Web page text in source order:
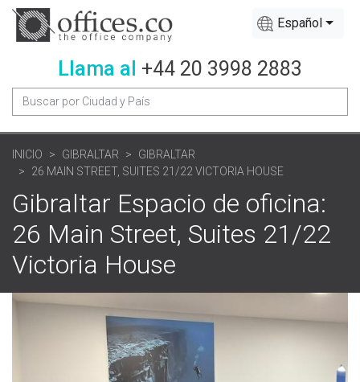
Español
Llama al +44 20 3998 2883
INICIO GIBRALTAR
GIBRALTAR
26 MAIN STREET, SUITES 21/22 VICTORIA HOUSE
Gibraltar Espacio de oficina:
26 Main Street, Suites 21/22
Victoria House